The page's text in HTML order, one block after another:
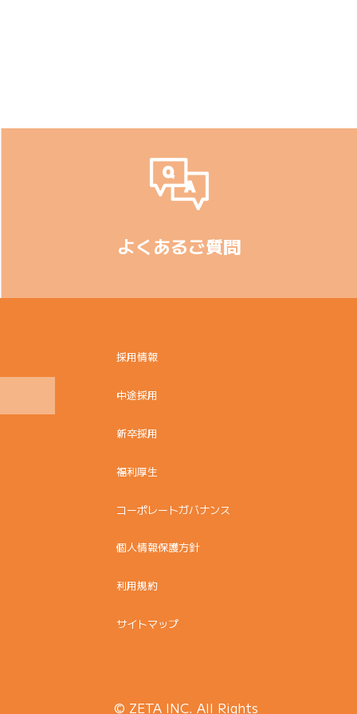
よくあるご質問
採用情報
中途採用
新卒採用
福利厚生
コーポレートガバナンス
個人情報保護方針
利用規約
サイトマップ
© ZETA INC. All Rights